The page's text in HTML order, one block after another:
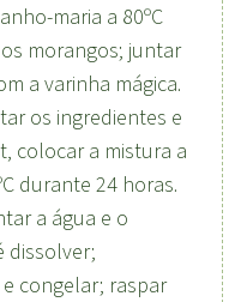
maria a 80ºC
morangos; juntar
a varinha mágica.
os ingredientes e
colocar a mistura a
durante 24 horas.
a água e o
dissolver;
congelar; raspar